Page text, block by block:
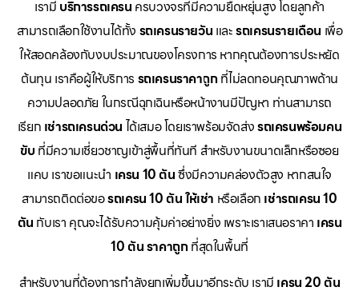
เรามี บริการรถเครน ครบวงจรที่มีความยืดหยุ่นสูง โดยลูกค้า
สามารถเลือกใช้งานได้ทั้ง รถเครนรายวัน และรถเครนรายเดือน เพื่อ
ให้สอดคล้องกับงบประมาณของโครงการ หากคุณต้องการประหยัด
ต้นทุน เราคือผู้ให้บริการ รถเครนราคาถูกที่ไม่ลดทอนคุณภาพด้าน
ความปลอดภัย ในกรณีฉุกเฉินหรือหน้างานมีปัญหา ท่านสามารถ
เรียก เช่ารถเครนด่วน ได้เสมอ โดยเราพร้อมจัดส่งรถเครนพร้อมคน
ขับ ที่มีความเชี่ยวชาญเข้าสู่พื้นที่ทันที สำหรับงานขนาดเล็กหรือซอย
แคบ เราขอแนะนำ เครน 10 ตันซึ่งมีความคล่องตัวสูง หากสนใจ
สามารถติดต่อขอรถเครน 10 ตัน ให้เช่า หรือเลือก เช่ารถเครน 10
ตัน กับเรา คุณจะได้รับความคุ้มค่าอย่างยิ่ง เพราะเราเสนอราคา เครน
10 ตัน ราคาถูกที่สุดในพื้นที่
สำหรับงานที่ต้องการกำลังยกเพิ่มขึ้นมาอีกระดับ เรามี เครน 20 ตัน